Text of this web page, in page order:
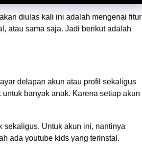
diulas kali ini adalah mengenai fitur
atau sama saja. Jadi berikut adalah
delapan akun atau profil sekaligus
banyak anak. Karena setiap akun
sekaligus. Untuk akun ini, nantinya
ada youtube kids yang terinstal.